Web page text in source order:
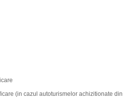
(in cazul autoturismelor achizitionate din